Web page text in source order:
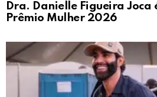
Dra. Danielle Figueira Joca
Prêmio Mulher 2026